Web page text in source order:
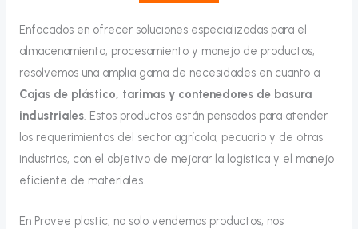
Enfocados en ofrecer soluciones especializadas para el
almacenamiento, procesamiento y manejo de productos,
resolvemos una amplia gama de necesidades en cuanto a
Cajas de plástico, tarimas y contenedores de basura
industriales. Estos productos están pensados para atender
los requerimientos del sector agrícola, pecuario y de otras
industrias, con el objetivo de mejorar la logística y el manejo
eficiente de materiales.
En Provee plastic, no solo vendemos productos; nos